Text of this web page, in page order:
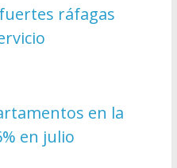
ráfagas
en la
en julio